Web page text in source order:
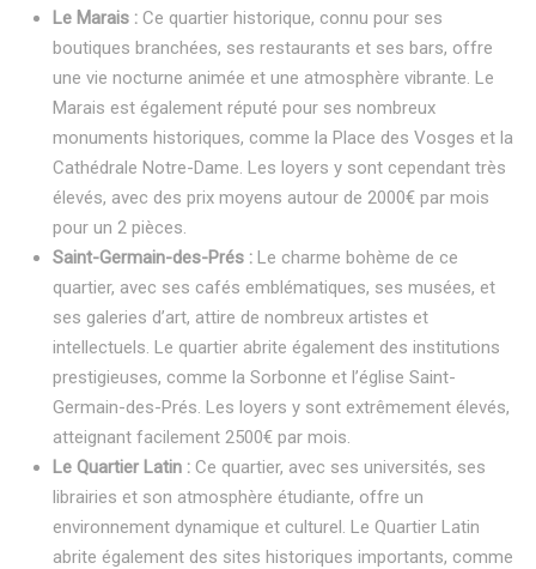
Le Marais : Ce quartier historique, connu pour ses
boutiques branchées, ses restaurants et ses bars, offre
une vie nocturne animée et une atmosphère vibrante. Le
Marais est également réputé pour ses nombreux
monuments historiques, comme la Place des Vosges et la
Cathédrale Notre-Dame. Les loyers y sont cependant très
élevés, avec des prix moyens autour de 2000€ par mois
pour un 2 pièces.
Saint-Germain-des-Prés : Le charme bohème de ce
quartier, avec ses cafés emblématiques, ses musées, et
ses galeries d’art, attire de nombreux artistes et
intellectuels. Le quartier abrite également des institutions
prestigieuses, comme la Sorbonne et l’église Saint-
Germain-des-Prés. Les loyers y sont extrêmement élevés,
atteignant facilement 2500€ par mois.
Le Quartier Latin : Ce quartier, avec ses universités, ses
librairies et son atmosphère étudiante, offre un
environnement dynamique et culturel. Le Quartier Latin
abrite également des sites historiques importants, comme